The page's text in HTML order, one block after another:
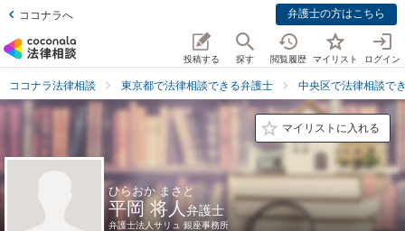
ココナラへ 弁護士の方はこちら
投稿する 探す 閲覧履歴 マイリスト ログイン
ココナラ法律相談 東京都で法律相談できる弁護士 中央区で法律相談で
マイリストに入れる
ひらおか まさと
平岡 将人弁護士
弁護士法人サリュ 銀座事務所